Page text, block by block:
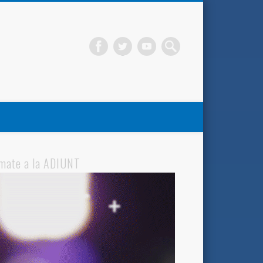
a la ADIUNT